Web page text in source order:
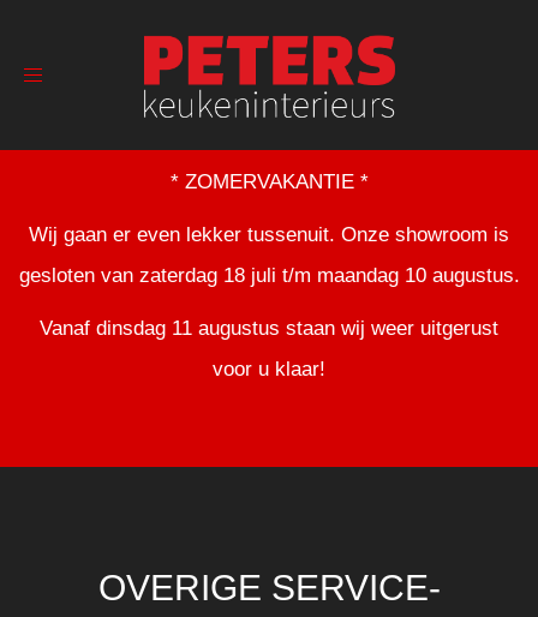
Toggle
* ZOMERVAKANTIE *
Wij gaan er even lekker tussenuit. Onze showroom is
gesloten van zaterdag 18 juli t/m maandag 10 augustus.
Vanaf dinsdag 11 augustus staan wij weer uitgerust
voor u klaar!
OVERIGE SERVICE-